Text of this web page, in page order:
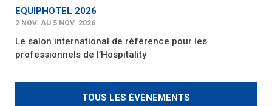
EQUIPHOTEL 2026
2 NOV. AU 5 NOV. 2026
Le salon international de référence pour les
professionnels de l’Hospitality
TOUS LES ÉVÈNEMENTS